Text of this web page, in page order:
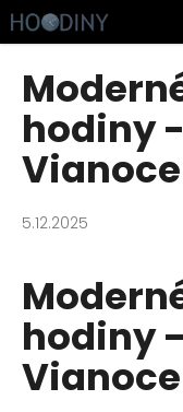
Prejsť
na
obsah
hodiny
Vianoce
5.12.2025
hodiny
Vianoce
K
o
Č
o
p
t
e
b
u
j